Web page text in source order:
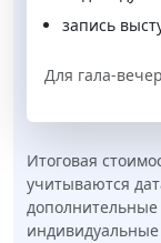
запись
Для гала-
Итоговая
учитываются